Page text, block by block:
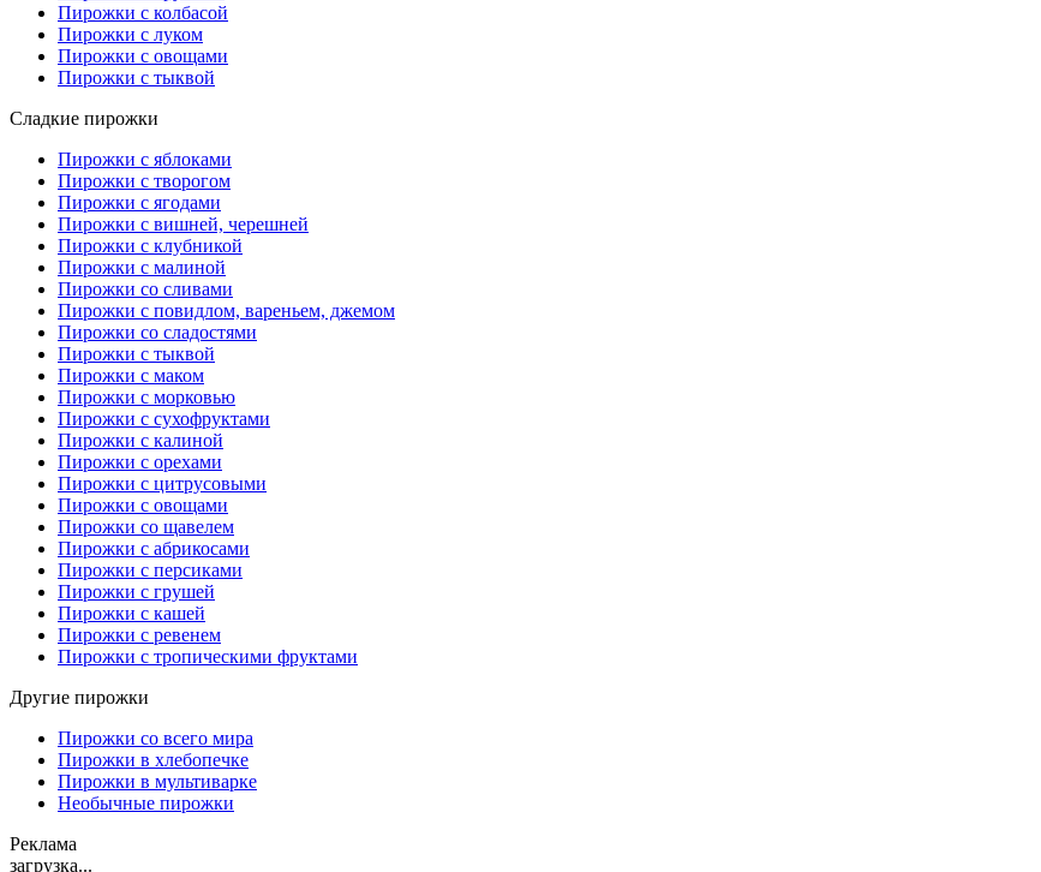
Пирожки с колбасой
Пирожки с луком
Пирожки с овощами
Пирожки с тыквой
Сладкие пирожки
Пирожки с яблоками
Пирожки с творогом
Пирожки с ягодами
Пирожки с вишней, черешней
Пирожки с клубникой
Пирожки с малиной
Пирожки со сливами
Пирожки с повидлом, вареньем, джемом
Пирожки со сладостями
Пирожки с тыквой
Пирожки с маком
Пирожки с морковью
Пирожки с сухофруктами
Пирожки с калиной
Пирожки с орехами
Пирожки с цитрусовыми
Пирожки с овощами
Пирожки со щавелем
Пирожки с абрикосами
Пирожки с персиками
Пирожки с грушей
Пирожки с кашей
Пирожки с ревенем
Пирожки с тропическими фруктами
Другие пирожки
Пирожки со всего мира
Пирожки в хлебопечке
Пирожки в мультиварке
Необычные пирожки
Реклама
загрузка...